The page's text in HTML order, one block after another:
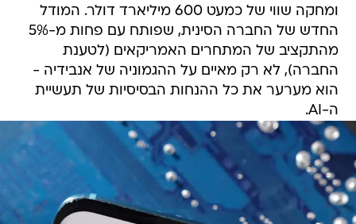
ומחקה שווי של כמעט 600 מיליארד דולר. המודל
החדש של החברה הסינית, שפותח עם פחות מ-5%
מהתקציב של המתחרים האמריקאים (לטענת
החברה), לא רק מאיים על ההגמוניה של אנבידיה -
הוא מערער את כל ההנחות הבסיסיות של תעשיית
ה-AI.